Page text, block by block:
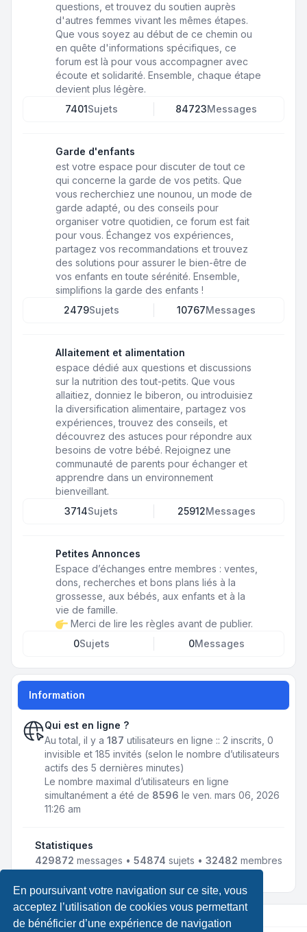
En poursuivant votre navigation sur ce site, vous
acceptez l’utilisation de cookies vous permettant
de bénéficier d’une expérience de navigation
questions, et trouvez du soutien auprès
d'autres femmes vivant les mêmes étapes.
Que vous soyez au début de ce chemin ou
en quête d'informations spécifiques, ce
forum est là pour vous accompagner avec
écoute et solidarité. Ensemble, chaque étape
devient plus légère.
7401Sujets 84723Messages
Garde d'enfants
est votre espace pour discuter de tout ce
qui concerne la garde de vos petits. Que
vous recherchiez une nounou, un mode de
garde adapté, ou des conseils pour
organiser votre quotidien, ce forum est fait
pour vous. Échangez vos expériences,
partagez vos recommandations et trouvez
des solutions pour assurer le bien-être de
vos enfants en toute sérénité. Ensemble,
simplifions la garde des enfants !
2479Sujets 10767Messages
Allaitement et alimentation
espace dédié aux questions et discussions
sur la nutrition des tout-petits. Que vous
allaitiez, donniez le biberon, ou introduisiez
la diversification alimentaire, partagez vos
expériences, trouvez des conseils, et
découvrez des astuces pour répondre aux
besoins de votre bébé. Rejoignez une
communauté de parents pour échanger et
apprendre dans un environnement
bienveillant.
3714Sujets 25912Messages
Petites Annonces
Espace d’échanges entre membres : ventes,
dons, recherches et bons plans liés à la
grossesse, aux bébés, aux enfants et à la
vie de famille.
Merci de lire les règles avant de publier.
0Sujets 0Messages
Information
Qui est en ligne ?
Au total, il y a 187 utilisateurs en ligne :: 2 inscrits, 0
invisible et 185 invités (selon le nombre d’utilisateurs
actifs des 5 dernières minutes)
Le nombre maximal d’utilisateurs en ligne
simultanément a été de 8596 le ven. mars 06, 2026
11:26 am
Statistiques
429872 messages • 54874 sujets • 32482 membres